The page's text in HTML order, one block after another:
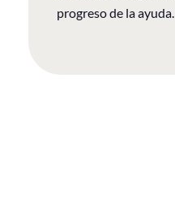
progreso de la ayuda.